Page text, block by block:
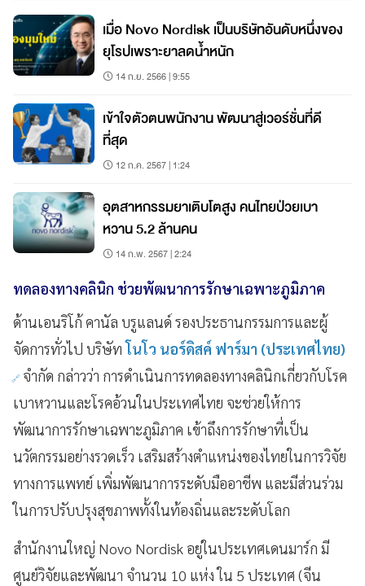
เมื่อ Novo Nordisk เป็นบริษัทอันดับหนึ่งของ
ยุโรปเพราะยาลดน้ำหนัก
14 ก.ย. 2566 | 9:55
เข้าใจตัวตนพนักงาน พัฒนาสู่เวอร์ชั่นที่ดี
ที่สุด
12 ก.ค. 2567 | 1:24
อุตสาหกรรมยาเติบโตสูง คนไทยป่วยเบา
หวาน 5.2 ล้านคน
14 ก.พ. 2567 | 2:24
ทดลองทางคลินิก ช่วยพัฒนาการรักษาเฉพาะภูมิภาค
ด้านเอนริโก้ คานัล บรูแลนด์ รองประธานกรรมการและผู้
จัดการทั่วไป บริษัทโนโว นอร์ดิสค์ ฟาร์มา (ประเทศไทย)
จำกัด กล่าวว่า การดำเนินการทดลองทางคลินิกเกี่ยวกับโรค
เบาหวานและโรคอ้วนในประเทศไทย จะช่วยให้การ
พัฒนาการรักษาเฉพาะภูมิภาค เข้าถึงการรักษาที่เป็น
นวัตกรรมอย่างรวดเร็ว เสริมสร้างตำแหน่งของไทยในการวิจัย
ทางการแพทย์ เพิ่มพัฒนาการระดับมืออาชีพ และมีส่วนร่วม
ในการปรับปรุงสุขภาพทั้งในท้องถิ่นและระดับโลก
สำนักงานใหญ่ Novo Nordisk​ อยู่ในประเทศเดนมาร์ก มี
ศูนย์วิจัยและพัฒนา จำนวน 10 แห่ง ใน 5 ประเทศ (จีน